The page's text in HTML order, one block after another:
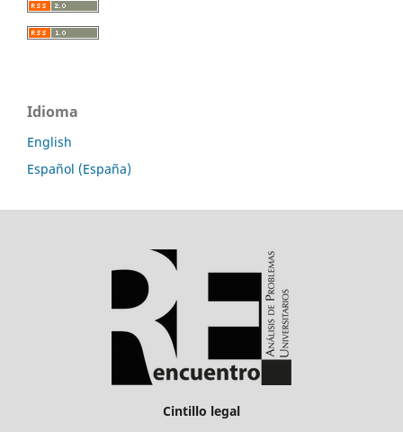
Idioma
English
Español (España)
Cintillo legal